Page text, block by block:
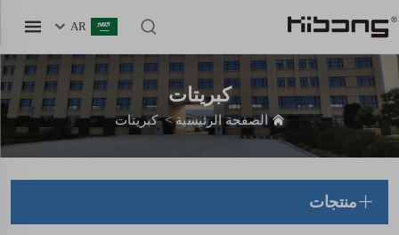
AR
كبريتات
الصفحة الرئيسية>كبريتات
منتجات